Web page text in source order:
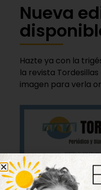
Nueva
Hazte ya con la
la revista
imagen para verla